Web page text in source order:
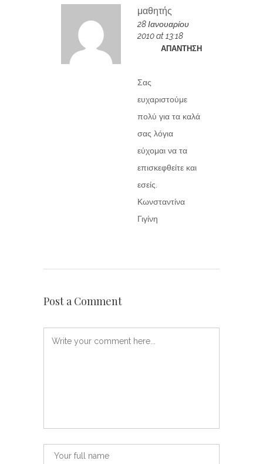
μαθητής
28 Ιανουαρίου
2010 at 13:18
ΑΠΆΝΤΗΣΗ
Σας
ευχαριστούμε
πολύ για τα καλά
σας λόγια
εύχομαι να τα
επισκεφθείτε και
εσείς.
Κωνσταντίνα
Γιγίνη
Post a Comment